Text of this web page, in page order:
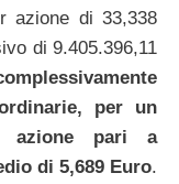
azione di 33,338
di 9.405.396,11
per un
azione pari a
di 5,689 Euro.